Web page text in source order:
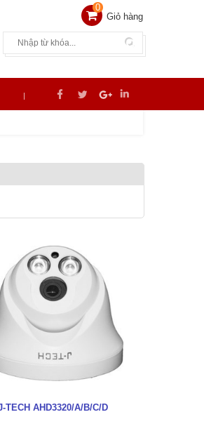
Giỏ hàng
0
TECH AHD3320/A/B/C/D